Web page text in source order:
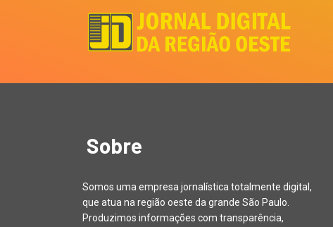
Sobre
Somos uma empresa jornalística totalmente digital,
que atua na região oeste da grande São Paulo.
Produzimos informações com transparência,